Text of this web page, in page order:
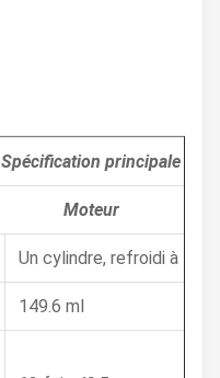
Spécification principale
Moteur
Un cylindre, refroidi à l'air,
149.6 ml